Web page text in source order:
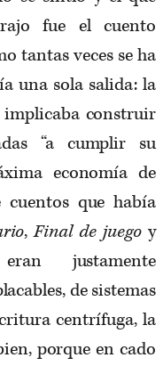
fue el cuento
tantas veces se ha
una sola salida: la
construir
“a cumplir su
economía de
que había
,Final de juegoy
justamente
de sistemas
centrífuga, la
porque en cado